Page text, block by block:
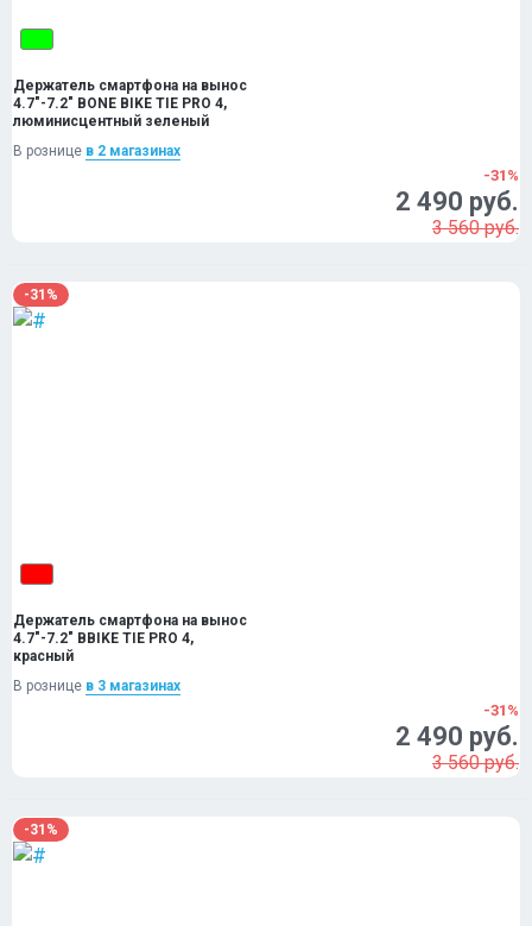
Держатель смартфона на вынос
4.7"-7.2" BONE BIKE TIE PRO 4,
люминисцентный зеленый
В рознице в 2 магазинах
-31%
2 490 руб.
3 560 руб.
-31%
Держатель смартфона на вынос
4.7"-7.2" BBIKE TIE PRO 4,
красный
В рознице в 3 магазинах
-31%
2 490 руб.
3 560 руб.
-31%